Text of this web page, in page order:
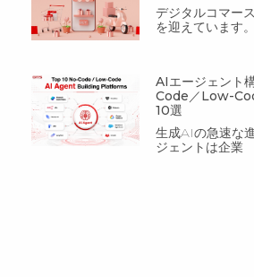
デジタルコマー
を迎えています。
AIエージェント
Code／Low-
10選
生成AIの急速な
ジェントは企業